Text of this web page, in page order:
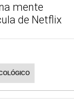
mente
de Netflix